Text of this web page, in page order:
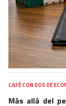
CAFÉ CON DOS DE
Más allá del